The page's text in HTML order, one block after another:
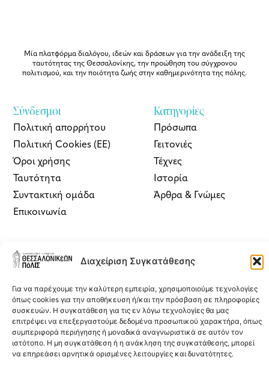
Διαχείριση Συγκατάθεσης
Για να παρέχουμε την καλύτερη εμπειρία, χρησιμοποιούμε τεχνολογίες
όπως cookies για την αποθήκευση ή/και την πρόσβαση σε πληροφορίες
συσκευών. Η συγκατάθεση για τις εν λόγω τεχνολογίες θα μας
επιτρέψει να επεξεργαστούμε δεδομένα προσωπικού χαρακτήρα, όπως
συμπεριφορά περιήγησης ή μοναδικά αναγνωριστικά σε αυτόν τον
ιστότοπο. Η μη συγκατάθεση ή η ανάκληση της συγκατάθεσης, μπορεί
να επηρεάσει αρνητικά ορισμένες λειτουργίες και δυνατότητες.
Μία πλατφόρμα διαλόγου, ιδεών και δράσεων για την ανάδειξη της
ταυτότητας της Θεσσαλονίκης, την προώθηση του σύγχρονου
πολιτισμού, και την ποιότητα ζωής στην καθημερινότητα της πόλης.
Σύνδεσμοι
Πολιτική απορρήτου
Πολιτική Cookies (ΕΕ)
Όροι χρήσης
Ταυτότητα
Συντακτική ομάδα
Επικοινωνία
Κατηγορίες
Πρόσωπα
Γειτονιές
Τέχνες
Ιστορία
Άρθρα & Γνώμες
Εγγραφείτε στο newsletter τουΘεσσαλονικέων Πόλις
δωρεάν για να
συνεντεύξεις και επιλογές από την έντυπη και διαδικτυακή έκδοση
του περιοδικού.